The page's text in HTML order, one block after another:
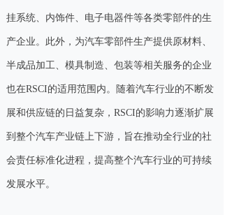
挂系统、内饰件、电子电器件等各类零部件的生
产企业。此外，为汽车零部件生产提供原材料、
半成品加工、模具制造、包装等相关服务的企业
也在RSCI的适用范围内。随着汽车行业的不断发
展和供应链的日益复杂，RSCI的影响力逐渐扩展
到整个汽车产业链上下游，旨在推动全行业的社
会责任标准化进程，提高整个汽车行业的可持续
发展水平。